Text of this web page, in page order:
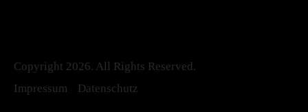
Copyright 2026. All Rights Reserved.
Impressum
Datenschutz